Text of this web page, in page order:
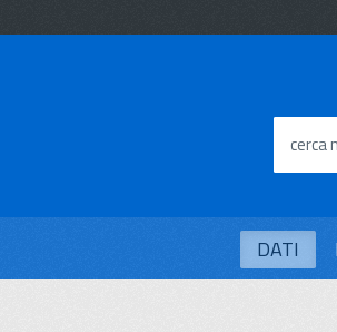
cerca
DATI